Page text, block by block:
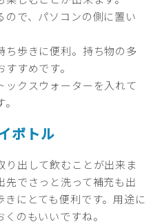
ので、パソコンの側に置い
ち歩きに便利。持ち物の多
すめです。
ックスウォーターを入れて
ボトル
出して飲むことが出来ま
先でさっと洗って補充も出
にとても便利です。用途に
のもいいですね。